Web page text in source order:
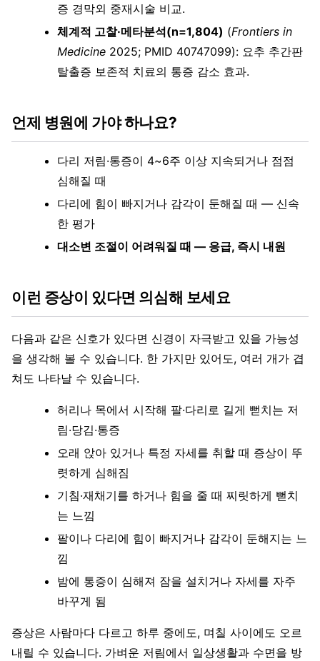
증 경막외 중재시술 비교.
체계적 고찰·메타분석(n=1,804) (Frontiers in
Medicine 2025; PMID 40747099): 요추 추간판
탈출증 보존적 치료의 통증 감소 효과.
언제 병원에 가야 하나요?
다리 저림·통증이 4~6주 이상 지속되거나 점점
심해질 때
다리에 힘이 빠지거나 감각이 둔해질 때 — 신속
한 평가
대소변 조절이 어려워질 때 — 응급, 즉시 내원
이런 증상이 있다면 의심해 보세요
다음과 같은 신호가 있다면 신경이 자극받고 있을 가능성
을 생각해 볼 수 있습니다. 한 가지만 있어도, 여러 개가 겹
쳐도 나타날 수 있습니다.
허리나 목에서 시작해 팔·다리로 길게 뻗치는 저
림·당김·통증
오래 앉아 있거나 특정 자세를 취할 때 증상이 뚜
렷하게 심해짐
기침·재채기를 하거나 힘을 줄 때 찌릿하게 뻗치
는 느낌
팔이나 다리에 힘이 빠지거나 감각이 둔해지는 느
낌
밤에 통증이 심해져 잠을 설치거나 자세를 자주
바꾸게 됨
증상은 사람마다 다르고 하루 중에도, 며칠 사이에도 오르
내릴 수 있습니다. 가벼운 저림에서 일상생활과 수면을 방